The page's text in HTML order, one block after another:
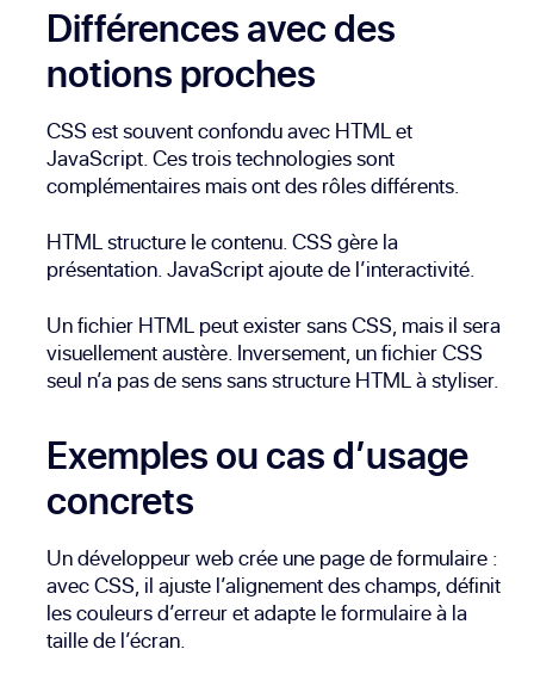
Différences avec des
notions proches
CSS est souvent confondu avec HTML et
JavaScript. Ces trois technologies sont
complémentaires mais ont des rôles différents.
HTML structure le contenu. CSS gère la
présentation. JavaScript ajoute de l’interactivité.
Un fichier HTML peut exister sans CSS, mais il sera
visuellement austère. Inversement, un fichier CSS
seul n’a pas de sens sans structure HTML à styliser.
Exemples ou cas d’usage
concrets
Un développeur web crée une page de formulaire :
avec CSS, il ajuste l’alignement des champs, définit
les couleurs d’erreur et adapte le formulaire à la
taille de l’écran.